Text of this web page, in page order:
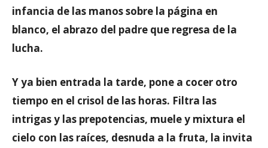
infancia de las manos sobre la página en
blanco, el abrazo del padre que regresa de la
lucha.
Y ya bien entrada la tarde, pone a cocer otro
tiempo en el crisol de las horas. Filtra las
intrigas y las prepotencias, muele y mixtura el
cielo con las raíces, desnuda a la fruta, la invita